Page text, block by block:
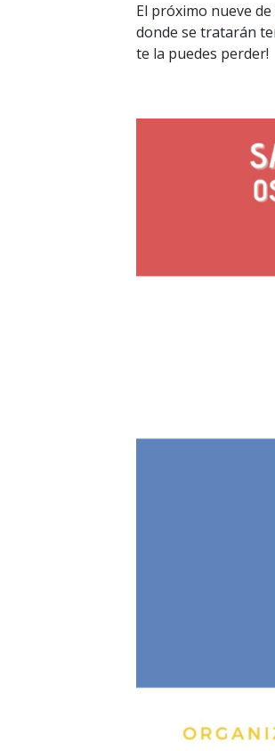
El próximo nueve
donde se tratarán
te la puedes perder!